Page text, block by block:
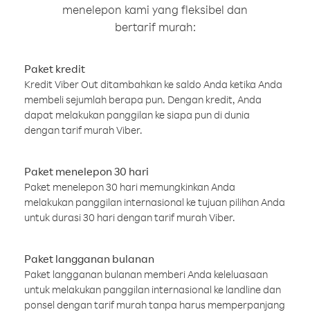
menelepon kami yang fleksibel dan
bertarif murah:
Paket kredit
Kredit Viber Out ditambahkan ke saldo Anda ketika Anda
membeli sejumlah berapa pun. Dengan kredit, Anda
dapat melakukan panggilan ke siapa pun di dunia
dengan tarif murah Viber.
Paket menelepon 30 hari
Paket menelepon 30 hari memungkinkan Anda
melakukan panggilan internasional ke tujuan pilihan Anda
untuk durasi 30 hari dengan tarif murah Viber.
Paket langganan bulanan
Paket langganan bulanan memberi Anda keleluasaan
untuk melakukan panggilan internasional ke landline dan
ponsel dengan tarif murah tanpa harus memperpanjang